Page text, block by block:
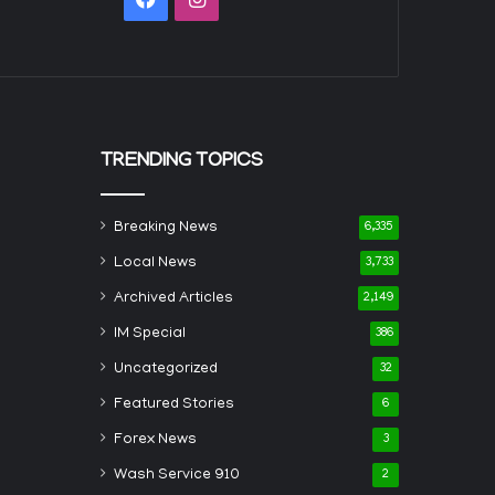
TRENDING TOPICS
Breaking News 6,335
Local News 3,733
Archived Articles 2,149
IM Special 386
Uncategorized 32
Featured Stories 6
Forex News 3
Wash Service 910 2